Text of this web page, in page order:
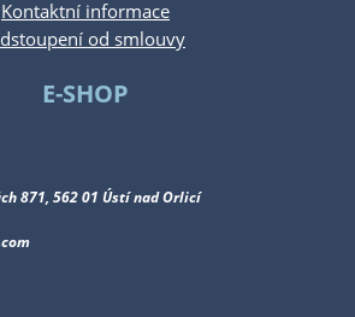
Kontaktní informace
od smlouvy
E-SHOP
871, 562 01 Ústí nad Orlicí